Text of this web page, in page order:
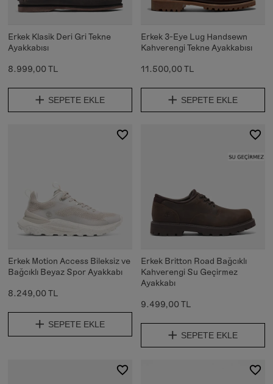
Erkek Klasik Deri Gri Tekne
Ayakkabısı
8.999,00 TL
SEPETE EKLE
Erkek 3-Eye Lug Handsewn
Kahverengi Tekne Ayakkabısı
11.500,00 TL
SEPETE EKLE
Erkek Motion Access Bileksiz ve
Bağcıklı Beyaz Spor Ayakkabı
8.249,00 TL
SEPETE EKLE
Erkek Britton Road Bağcıklı
Kahverengi Su Geçirmez
Ayakkabı
9.499,00 TL
SEPETE EKLE